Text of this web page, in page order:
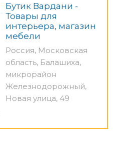
Бутик Вардани -
Товары для
интерьера, магазин
мебели
Россия, Московская
область, Балашиха,
микрорайон
Железнодорожный,
Новая улица, 49